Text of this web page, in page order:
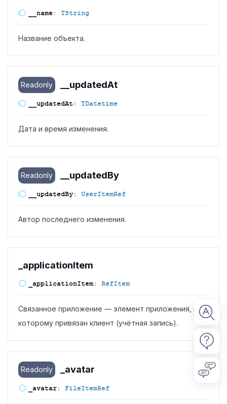
__name: TString
Название объекта.
Readonly __updatedAt
__updatedAt: TDatetime
Дата и время изменения.
Readonly __updatedBy
__updatedBy: UserItemRef
Автор последнего изменения.
_applicationItem
_applicationItem: RefItem
Связанное приложение — элемент приложения, к
которому привязан клиент (учётная запись).
Readonly _avatar
_avatar: FileItemRef